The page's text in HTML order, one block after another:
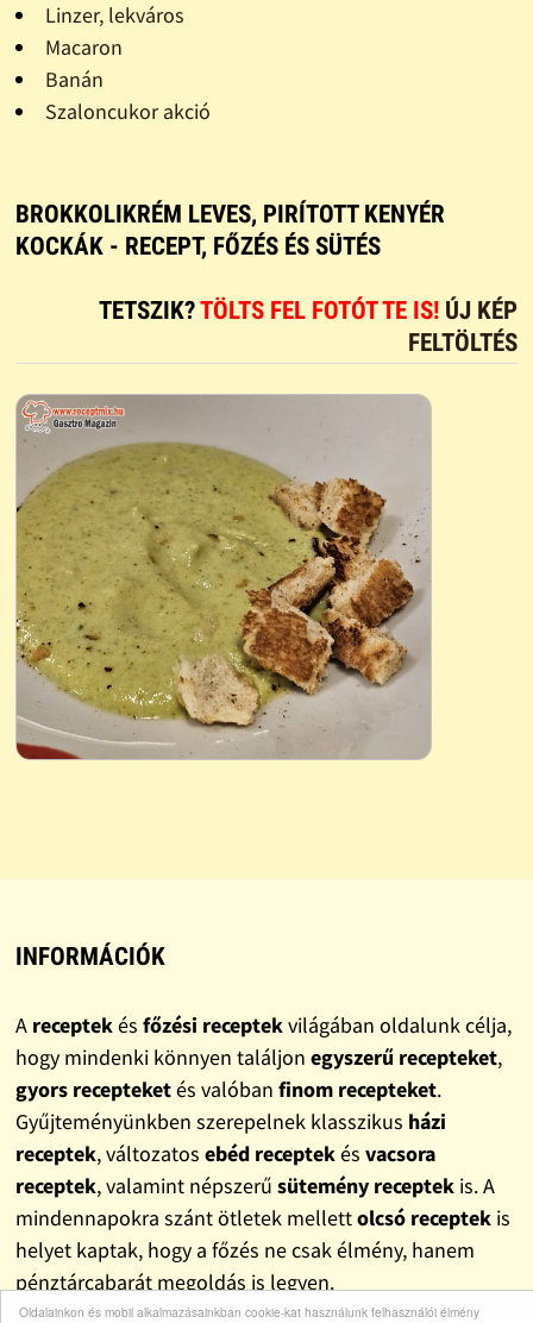
Oldalainkon és mobil alkalmazásainkban cookie-kat használunk felhasználói élmény
Linzer, lekváros
Macaron
Banán
Szaloncukor akció
BROKKOLIKRÉM LEVES, PIRÍTOTT KENYÉR
KOCKÁK - RECEPT, FŐZÉS ÉS SÜTÉS
TETSZIK?TÖLTS FEL FOTÓT TE IS! ÚJ KÉP
FELTÖLTÉS
INFORMÁCIÓK
A receptekés főzési receptekvilágában oldalunk célja,
hogy mindenki könnyen találjon egyszerű recepteket,
gyors recepteketés valóban finom recepteket.
Gyűjteményünkben szerepelnek klasszikus házi
receptek, változatos ebéd receptekés vacsora
receptek, valamint népszerű sütemény receptekis. A
mindennapokra szánt ötletek mellettolcsó receptekis
helyet kaptak, hogy a főzés ne csak élmény, hanem
pénztárcabarát megoldás is legyen.